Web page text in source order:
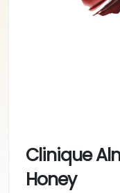
Clinique
Honey